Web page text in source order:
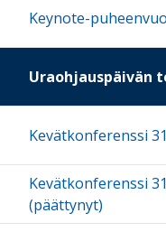
Keynote-
Uraohjauspäivän
Kevätkonferenssi
Kevätkonferenssi
(päättynyt)